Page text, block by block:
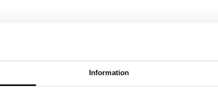
Information